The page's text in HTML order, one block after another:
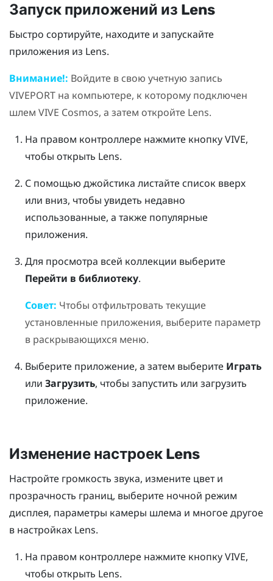
Запуск приложений из Lens
Быстро сортируйте, находите и запускайте
приложения из Lens.
Внимание!: Войдите в свою учетную запись
VIVEPORT на компьютере, к которому подключен
шлем VIVE Cosmos, а затем откройте Lens.
На правом контроллере нажмите кнопкуVIVE,
чтобы открыть Lens.
С помощью джойстика листайте список вверх
или вниз, чтобы увидеть недавно
использованные, а также популярные
приложения.
Для просмотра всей коллекции выберите
Перейти в библиотеку.
Совет: Чтобы отфильтровать текущие
установленные приложения, выберите параметр
в раскрывающихся меню.
Выберите приложение, а затем выберите Играть
или Загрузить, чтобы запустить или загрузить
приложение.
Изменение настроек Lens
Настройте громкость звука, измените цвет и
прозрачность границ, выберите ночной режим
дисплея, параметры камеры шлема и многое другое
в настройках Lens.
На правом контроллере нажмите кнопкуVIVE,
чтобы открыть Lens.